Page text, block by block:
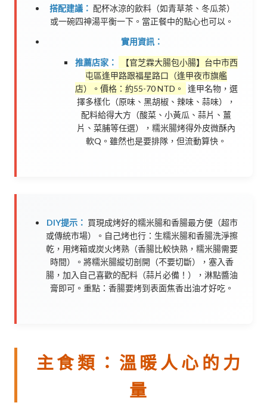
搭配建議： 配杯冰涼的飲料（如青草茶、冬瓜茶）
或一碗四神湯平衡一下。當正餐中的點心也可以。
實用資訊：
推薦店家：
【官芝霖大腸包小腸】台中市西
屯區逢甲路跟福星路口（逢甲夜市旗艦
店）。價格：約55-70 NTD。
逢甲名物，選
擇多樣化（原味、黑胡椒、辣味、蒜味），
配料給得大方（酸菜、小黃瓜、蒜片、薑
片、菜脯等任選），糯米腸烤得外皮微酥內
軟Q。雖然也是要排隊，但流動算快。
DIY提示： 買現成烤好的糯米腸和香腸最方便（超市
或傳統市場）。自己烤也行：生糯米腸和香腸洗淨擦
乾，用烤箱或炭火烤熟（香腸比較快熟，糯米腸需要
時間）。將糯米腸縱切剖開（不要切斷），塞入香
腸，加入自己喜歡的配料（蒜片必備！），淋點醬油
膏即可。重點：香腸要烤到表面焦香出油才好吃。
主食類：溫暖人心的力
量